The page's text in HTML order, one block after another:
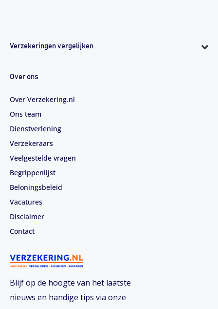
Blijf op de hoogte van het laatste
nieuws en handige tips via onze
Verzekeringen vergelijken
Over ons
Over Verzekering.nl
Ons team
Dienstverlening
Verzekeraars
Veelgestelde vragen
Begrippenlijst
Beloningsbeleid
Vacatures
Disclaimer
Contact